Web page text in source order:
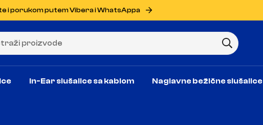
i porukom putem Vibera i WhatsAppa
In-Ear slušalice sa kablom Naglavne bežične slušalice